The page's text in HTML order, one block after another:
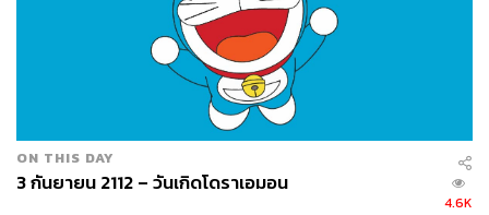
และสถานที่ที่เราเลือก ถ้ามีประตูไปไหนก็ได้ ก็น่าจะอันตราย
และส่งผลได้ร้ายมากกว่าการที่โนบิตะเผลอเปิดไปเจอ
ตอนอาบน้ำอยู่บ่อยๆ ถ้ามีตู้สมมติก็คงจะสมมติให้โลกเป็น
อย่างที่เราต้องการ มากกว่าทำให้การเล่นพันด้าย (อายาโทริ)
ที่ตัวเองชอบแต่หาคนเล่นไม่ได้ เป็นกิจกรรมที่ได้รับความ
นิยมไปทั่วโลก รวมทั้งไจแอนท์และซูเนโอะ ที่ต้องโดนแก้
แค้นรุนแรงกว่านี้แน่ๆ ถ้าเปลี่ยนจากโนบิตะเป็นใครสักคนที่มี
ON THIS DAY
3 กันยายน 2112 – วันเกิดโดราเอมอน
4.6K